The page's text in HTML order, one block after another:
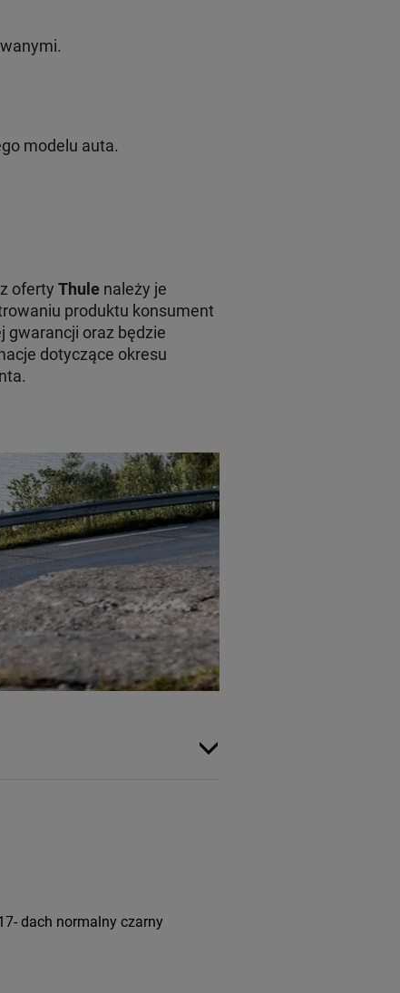
modelu auta.
oferty Thulenależy je
produktu konsument
gwarancji oraz będzie
dotyczące okresu
dach normalny czarny